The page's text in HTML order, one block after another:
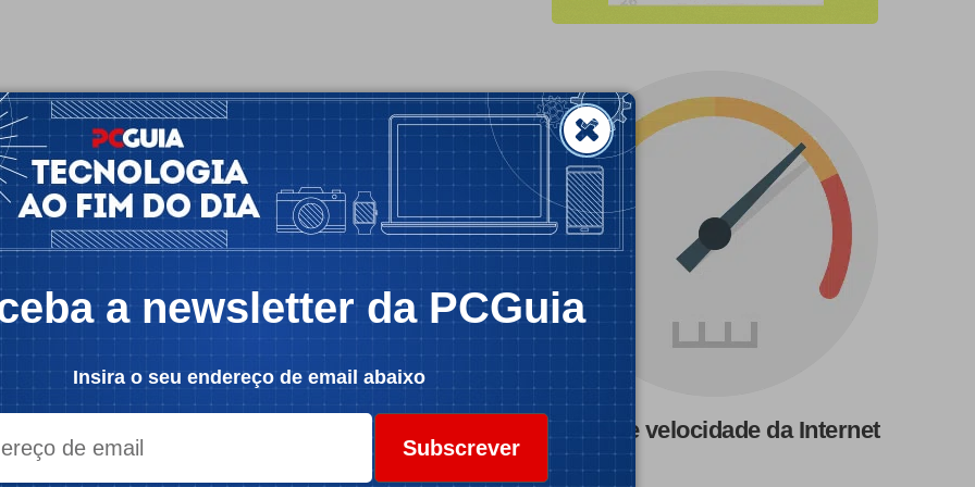
Teste de velocidade da Internet
a newsletter da PCGuia
Insira o seu endereço de email abaixo
Subscrever